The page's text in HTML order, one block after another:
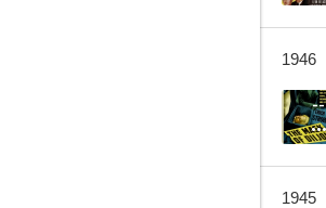
1946
--
1945